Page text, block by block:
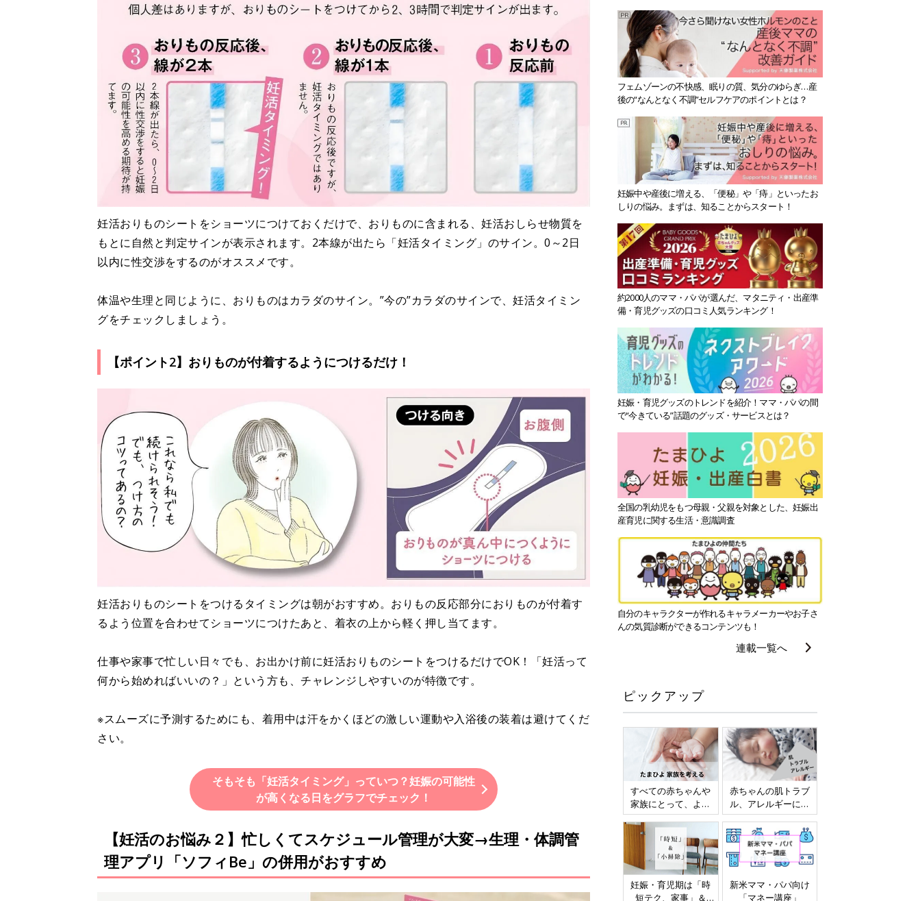
妊活おりものシートをショーツにつけておくだけで、おりものに含まれる、妊活おしらせ物質を
もとに自然と判定サインが表示されます。2本線が出たら「妊活タイミング」のサイン。0～2日
以内に性交渉をするのがオススメです。
体温や生理と同じように、おりものはカラダのサイン。”今の”カラダのサインで、妊活タイミン
グをチェックしましょう。
【ポイント2】おりものが付着するようにつけるだけ！
妊活おりものシートをつけるタイミングは朝がおすすめ。おりもの反応部分におりものが付着す
るよう位置を合わせてショーツにつけたあと、着衣の上から軽く押し当てます。
仕事や家事で忙しい日々でも、お出かけ前に妊活おりものシートをつけるだけでOK！「妊活って
何から始めればいいの？」という方も、チャレンジしやすいのが特徴です。
※スムーズに予測するためにも、着用中は汗をかくほどの激しい運動や入浴後の装着は避けてくだ
さい。
そもそも「妊活タイミング」っていつ？妊娠の可能性
が高くなる日をグラフでチェック！
【妊活のお悩み２】忙しくてスケジュール管理が大変→生理・体調管
理アプリ「ソフィBe」の併用がおすすめ
フェムゾーンの不快感、眠りの質、気分のゆらぎ…産
後の“なんとなく不調”セルフケアのポイントとは？
妊娠中や産後に増える、「便秘」や「痔」といったお
しりの悩み。まずは、知ることからスタート！
約2000人のママ・パパが選んだ、マタニティ・出産準
備・育児グッズの口コミ人気ランキング！
妊娠・育児グッズのトレンドを紹介！ママ・パパの間
で“今きている”話題のグッズ・サービスとは？
全国の乳幼児をもつ母親・父親を対象とした、妊娠出
産育児に関する生活・意識調査
自分のキャラクターが作れるキャラメーカーやお子さ
んの気質診断ができるコンテンツも！
連載一覧へ
ピックアップ
すべての赤ちゃんや
家族にとって、より
よい社会・環境とな
ることをめざしてさ
まざまな課題を取材
し、発信していきま
す
赤ちゃんの肌トラブ
ル、アレルギーにつ
いて
妊娠・育児期は「時
短テク、家事」＆
新米ママ・パパ向け
「マネー講座」